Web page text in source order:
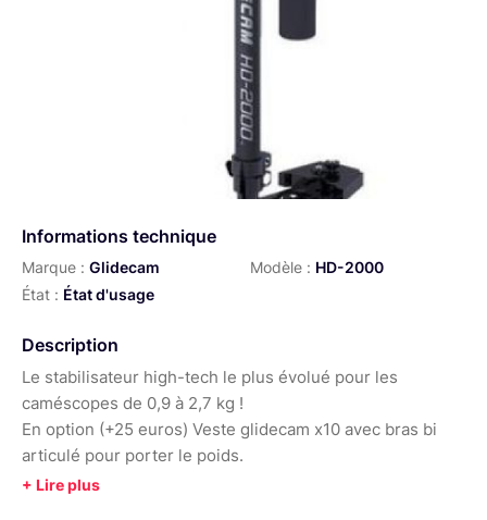
Informations technique
Marque : Glidecam Modèle : HD-2000
État : État d'usage
Description
Le stabilisateur high-tech le plus évolué pour les
caméscopes de 0,9 à 2,7 kg !
En option (+25 euros) Veste glidecam x10 avec bras bi
articulé pour porter le poids.
La série HD de Glidecam représente le haut de gamme